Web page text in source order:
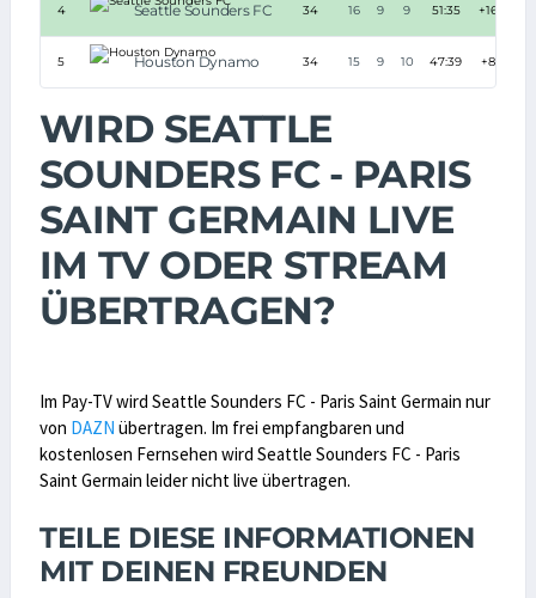
4 Seattle Sounders FC 34 16 9 9 51:35 +16
5 Houston Dynamo 34 15 9 10 47:39 +8
WIRD SEATTLE
SOUNDERS FC - PARIS
SAINT GERMAIN LIVE
IM TV ODER STREAM
ÜBERTRAGEN?
Im Pay-TV wird Seattle Sounders FC - Paris Saint Germain nur
von DAZN übertragen. Im frei empfangbaren und
kostenlosen Fernsehen wird Seattle Sounders FC - Paris
Saint Germain leider nicht live übertragen.
TEILE DIESE INFORMATIONEN
MIT DEINEN FREUNDEN